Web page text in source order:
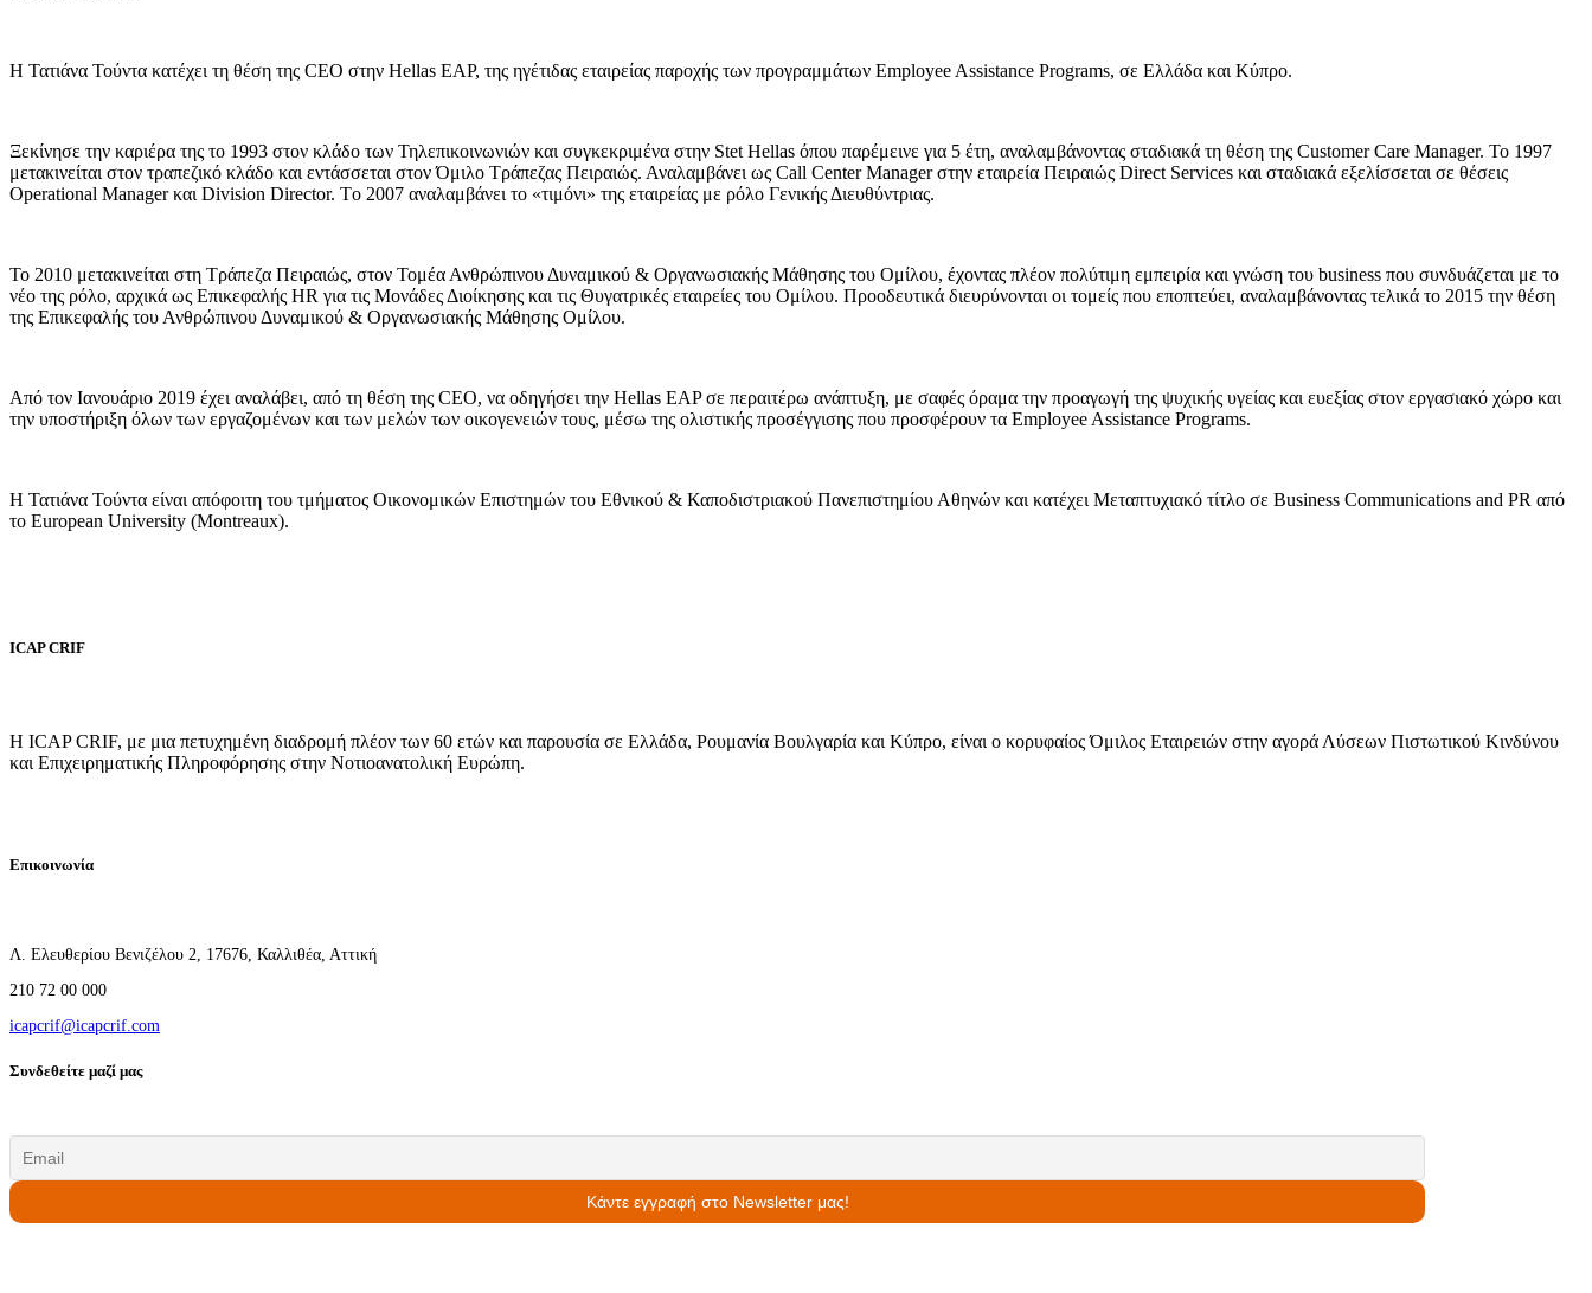
Η Τατιάνα Τούντα κατέχει τη θέση της CEO στην Hellas EAP, της ηγέτιδας εταιρείας παροχής των προγραμμάτων Employee Assistance Programs, σε Ελλάδα και Κύπρο.
Ξεκίνησε την καριέρα της το 1993 στον κλάδο των Τηλεπικοινωνιών και συγκεκριμένα στην Stet Hellas όπου παρέμεινε για 5 έτη, αναλαμβάνοντας σταδιακά τη θέση της Customer Care Manager. Το 1997
μετακινείται στον τραπεζικό κλάδο και εντάσσεται στον Όμιλο Τράπεζας Πειραιώς. Αναλαμβάνει ως Call Center Manager στην εταιρεία Πειραιώς Direct Services και σταδιακά εξελίσσεται σε θέσεις
Operational Manager και Division Director. Tο 2007 αναλαμβάνει το «τιμόνι» της εταιρείας με ρόλο Γενικής Διευθύντριας.
Το 2010 μετακινείται στη Τράπεζα Πειραιώς, στον Τομέα Ανθρώπινου Δυναμικού & Οργανωσιακής Μάθησης του Ομίλου, έχοντας πλέον πολύτιμη εμπειρία και γνώση του business που συνδυάζεται με το
νέο της ρόλο, αρχικά ως Επικεφαλής HR για τις Μονάδες Διοίκησης και τις Θυγατρικές εταιρείες του Ομίλου. Προοδευτικά διευρύνονται οι τομείς που εποπτεύει, αναλαμβάνοντας τελικά το 2015 την θέση
της Επικεφαλής του Ανθρώπινου Δυναμικού & Οργανωσιακής Μάθησης Ομίλου.
Από τον Ιανουάριο 2019 έχει αναλάβει, από τη θέση της CEO, να οδηγήσει την Hellas EAP σε περαιτέρω ανάπτυξη, με σαφές όραμα την προαγωγή της ψυχικής υγείας και ευεξίας στον εργασιακό χώρο και
την υποστήριξη όλων των εργαζομένων και των μελών των οικογενειών τους, μέσω της ολιστικής προσέγγισης που προσφέρουν τα Employee Assistance Programs.
Η Τατιάνα Τούντα είναι απόφοιτη του τμήματος Οικονομικών Επιστημών του Εθνικού & Καποδιστριακού Πανεπιστημίου Αθηνών και κατέχει Μεταπτυχιακό τίτλο σε Business Communications and PR από
το European University (Montreaux).
ICAP CRIF
Η ICAP CRIF, με μια πετυχημένη διαδρομή πλέον των 60 ετών και παρουσία σε Ελλάδα, Ρουμανία Βουλγαρία και Κύπρο, είναι ο κορυφαίος Όμιλος Εταιρειών στην αγορά Λύσεων Πιστωτικού Κινδύνου
και Επιχειρηματικής Πληροφόρησης στην Νοτιοανατολική Ευρώπη.
Επικοινωνία
Λ. Ελευθερίου Βενιζέλου 2, 17676, Καλλιθέα, Αττική
210 72 00 000
icapcrif@icapcrif.com
Συνδεθείτε μαζί μας